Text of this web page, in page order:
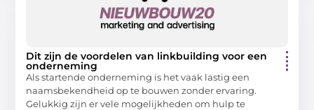
Dit zijn de voordelen van linkbuilding voor een
onderneming
Als startende onderneming is het vaak lastig een
naamsbekendheid op te bouwen zonder ervaring.
Gelukkig zijn er vele mogelijkheden om hulp te